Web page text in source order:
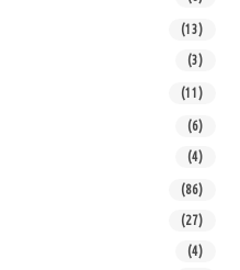
(13)
(3)
(11)
(6)
(4)
(86)
(27)
(4)